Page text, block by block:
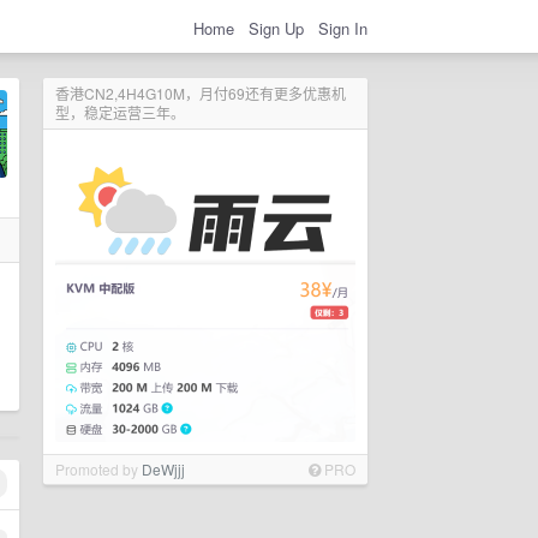
Home Sign Up Sign In
香港CN2,4H4G10M，月付69还有更多优惠机
型，稳定运营三年。
Promoted by DeWjjj PRO